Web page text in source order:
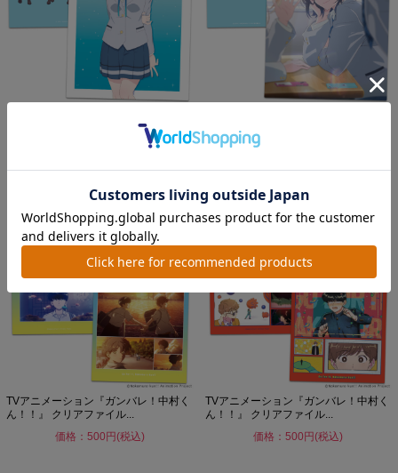
ちになった クリアファイル...
価格：550円(税込)
TVアニメーション『ガンバレ！中村く
ん！！』 クリアファイル...
価格：500円(税込)
TVアニメーション『ガンバレ！中村く
ん！！』 クリアファイル...
価格：500円(税込)